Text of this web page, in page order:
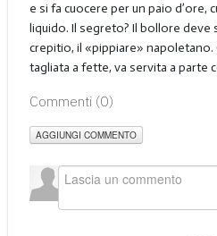
e si fa cuocere per un paio d’ore,
liquido. Il segreto? Il bollore deve
crepitio, il «pippiare» napoletano.
tagliata a fette, va servita a parte
Commenti (0)
AGGIUNGI COMMENTO